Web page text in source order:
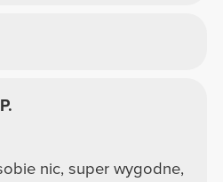
nic, super wygodne,